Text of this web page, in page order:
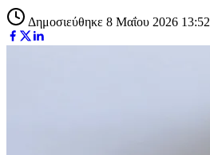
Δημοσιεύθηκε 8 Μαΐου 2026 13:52